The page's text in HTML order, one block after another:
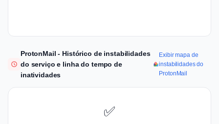
ProtonMail - Histórico de instabilidades
do serviço e linha do tempo de
inatividades
Exibir mapa de
instabilidades do
ProtonMail
✅